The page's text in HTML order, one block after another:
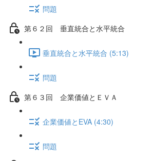
問題
第６２回 垂直統合と水平統合
垂直統合と水平統合 (5:13)
問題
第６３回 企業価値とＥＶＡ
企業価値とEVA (4:30)
問題